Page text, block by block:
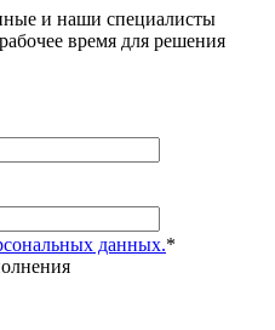
и наши специалисты
время для решения
данных.*